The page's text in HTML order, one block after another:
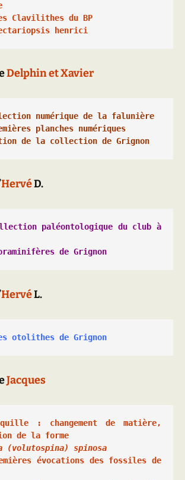
Clavilithes du BP
henrici
Delphin et Xavier
numérique de la falunière
planches numériques
de la collection de Grignon
HervéD.
paléontologique du club à
de Grignon
HervéL.
otolithes de Grignon
Jacques
: changement de matière,
de la forme
(volutospina) spinosa
évocations des fossiles de